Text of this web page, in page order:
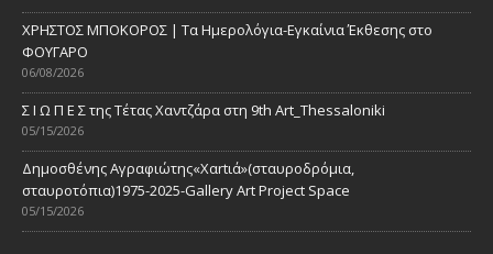
ΧΡΗΣΤΟΣ ΜΠΟΚΟΡΟΣ | Τα Ημερολόγια-Εγκαίνια Έκθεσης στο
ΦΟΥΓΑΡΟ
06/08/2026
Σ Ι Ω Π Ε Σ της Τέτας Χαντζάρα στη 9th Art_Thessaloniki
05/15/2026
Δημοσθένης Αγραφιώτης«Xαrtιά»(σταυροδρόμια,
σταυροτόπια)1975-2025-Gallery Art Project Space
05/15/2026